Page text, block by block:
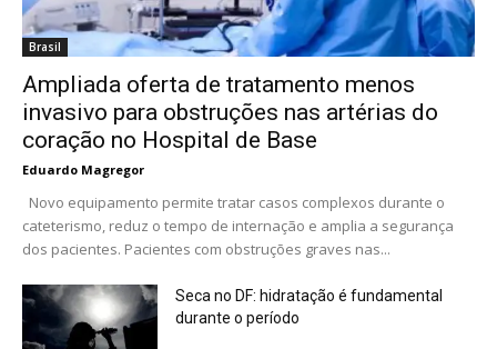
Brasil
Ampliada oferta de tratamento menos
invasivo para obstruções nas artérias do
coração no Hospital de Base
Eduardo Magregor
Novo equipamento permite tratar casos complexos durante o
cateterismo, reduz o tempo de internação e amplia a segurança
dos pacientes. Pacientes com obstruções graves nas...
Seca no DF: hidratação é fundamental
durante o período